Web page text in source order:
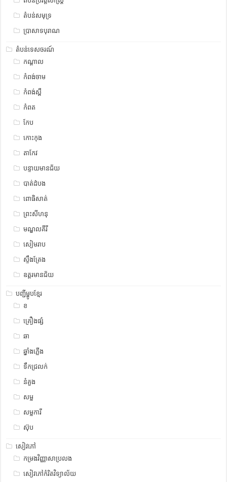
តំបន់សមុទ្រ
ប្រាសាទបុរាណ
តំបន់ទេសចរណ៍
កណ្តាល
កំពង់ចាម
កំពង់ស្ពឺ
កំពត
កែប
កោះកុង
តាកែវ
បន្ទាយមានជ័យ
បាត់ដំបង
ពោធិសាត់
ព្រះសីហនុ
មណ្ឌលគីរី
សៀមរាប
ស្ទឹង​​ត្រែង
ឧត្ដរមានជ័យ
បញ្ជីម្ហូបខ្មែរ
ខ
គ្រឿងផ្សំ
ឆា
ឆ្នាំងភ្លើង
ទឹកជ្រលក់
នំគួង
សម្ល
សម្លការី
ស៊ុប
សៀវភៅ
កម្រងវិញ្ញាសាប្រលង
សៀវភៅកំរិតវិទ្យាល័យ